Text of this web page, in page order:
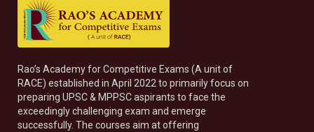
Rao’s Academy for Competitive Exams (A unit of
RACE) established in April 2022 to primarily focus on
preparing UPSC & MPPSC aspirants to face the
exceedingly challenging exam and emerge
successfully. The courses aim at offering